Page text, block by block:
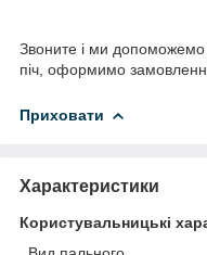
Звоните і ми допоможемо
піч, оформимо
Приховати
Характеристики
Користувальницькі